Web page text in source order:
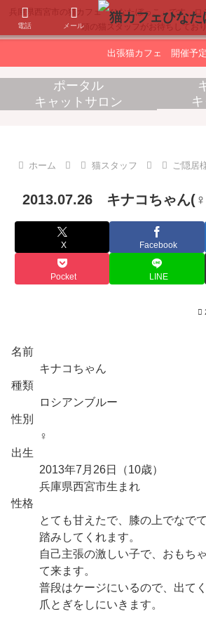
兵庫県西宮市の猫カフェ「ひなたぼっこ」です。
頭の猫スタッフがお待ちしてお
出張猫カフェ 開催予定
ポータル
キャットサロン
ホーム 猫スタッフ ご隠居
2013.07.26 キナコちゃん
X Facebook
Pocket LINE
名前
キナコちゃん
種類
ロシアンブルー
性別
♀
出生
2013年7月26日（10歳）
兵庫県西宮市生まれ
性格
とても甘えたで、膝の上でなで
踏みしてくれます。
自己主張の激しい子で、おもち
て来ます。
普段はケージにいるので、出て
爪とぎをしにいきます。
電話 メール